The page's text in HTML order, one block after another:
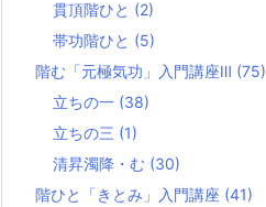
貫頂階ひと (2)
帯功階ひと (5)
階む「元極気功」入門講座Ⅲ (75)
立ちの一 (38)
立ちの三 (1)
清昇濁降・む (30)
階ひと「きとみ」入門講座 (41)